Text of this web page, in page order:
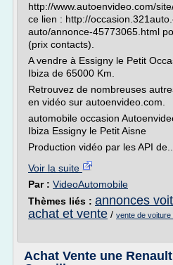
http://www.autoenvideo.com/
ce lien : http://
auto/annonce-45773065.html
(prix contacts).
A vendre à Essigny le Petit
Ibiza de 65000 Km.
Retrouvez de nombreuses
en vidéo sur autoenvideo.com.
automobile occasion
Ibiza Essigny le Petit Aisne
Production vidéo par les API de...
Voir la suite
Par : VideoAutomobile
Thèmes liés : annonces
achat et vente / vente de voiture
Achat Vente une